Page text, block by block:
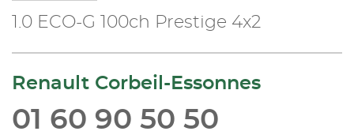
1.0 ECO-G 100ch Prestige 4x2
Renault Corbeil-Essonnes
01 60 90 50 50